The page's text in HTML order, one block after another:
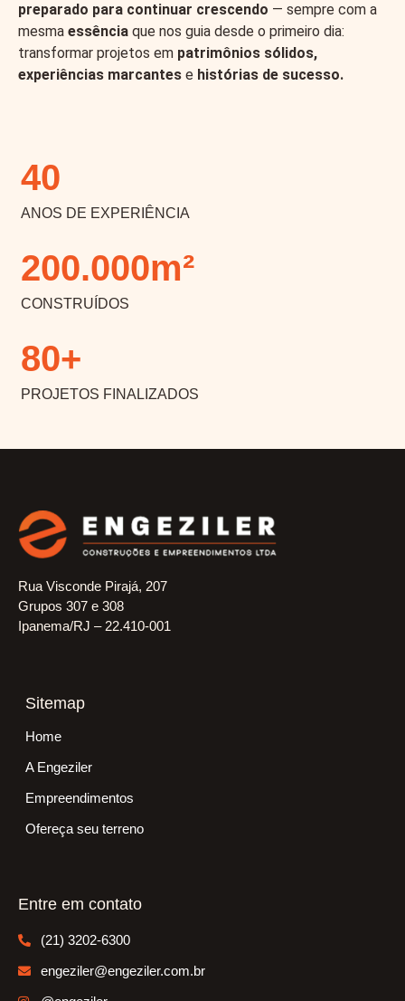
preparado para continuar crescendo — sempre com a
mesma essência que nos guia desde o primeiro dia:
transformar projetos em patrimônios sólidos,
experiências marcantes e histórias de sucesso.
ANOS DE EXPERIÊNCIA
40
CONSTRUÍDOS
200.000m²
PROJETOS FINALIZADOS
80+
Rua Visconde Pirajá, 207
Grupos 307 e 308
Ipanema/RJ – 22.410-001
Sitemap
Home
A Engeziler
Empreendimentos
Ofereça seu terreno
Entre em contato
(21) 3202-6300
engeziler@engeziler.com.br